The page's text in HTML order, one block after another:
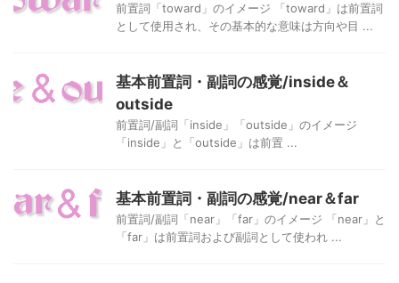
前置詞「toward」のイメージ 「toward」は前置詞
として使用され、その基本的な意味は方向や目 ...
基本前置詞・副詞の感覚/inside＆
outside
前置詞/副詞「inside」「outside」のイメージ
「inside」と「outside」は前置 ...
基本前置詞・副詞の感覚/near＆far
前置詞/副詞「near」「far」のイメージ 「near」と
「far」は前置詞および副詞として使われ ...